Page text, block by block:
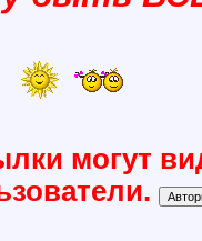
могут